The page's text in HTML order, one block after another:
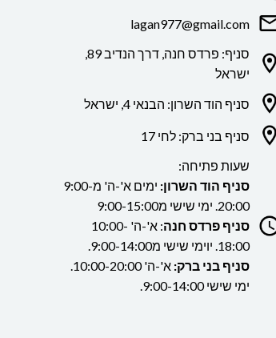
lagan977@gmail.com
סניף: פרדס חנה, דרך הנדיב 89,
ישראל
סניף הוד השרון: הבנאי 4, ישראל
סניף בני ברק: לחי 17
שעות פתיחה:
סניף הוד השרון:
ימים א'-ה' מ9:00-
20:00. ימי שישי מ9:00-15:00
סניף פרדס חנה
: א'-ה' 10:00-
18:00. יוימי שישי מ9:00-14:00.
סניף בני ברק:
א'-ה' 10:00-20:00.
ימי שישי 9:00-14:00.